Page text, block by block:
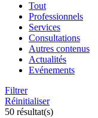
Tout
Professionnels
Services
Consultations
Autres contenus
Actualités
Evénements
Filtrer
Réinitialiser
50 résultat(s)